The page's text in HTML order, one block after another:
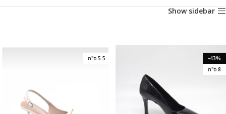
Show sidebar
-43%
8 ס"מ
5.5 ס"מ